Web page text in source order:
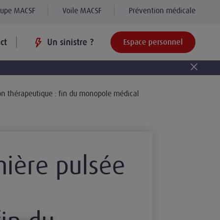
MACSF Voile MACSF Prévention médicale
Un sinistre ? Espace personnel
thérapeutique : fin du monopole médical
pulsée